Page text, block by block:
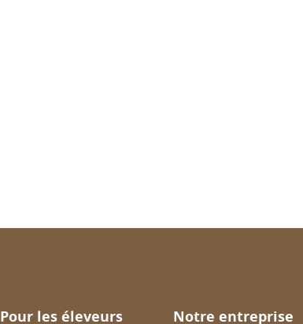
Pour les éleveurs Notre entreprise